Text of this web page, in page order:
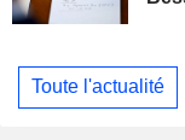
Toute l'actualité